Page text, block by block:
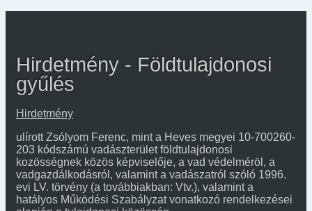
Hirdetmény - Földtulajdonosi
gyűlés
Hirdetmény
ulírott Zsólyom Ferenc, mint a Heves megyei 10-700260-
203 kódszámú vadászterület földtulajdonosi
kozösségnek közös képviselője, a vad védelméröl, a
vadgazdálkodásról, valamint a vadászatról szóló 1996.
evi LV. törvény (a továbbiakban: Vtv.), valamint a
hatályos Működési Szabályzat vonatkozó rendelkezései